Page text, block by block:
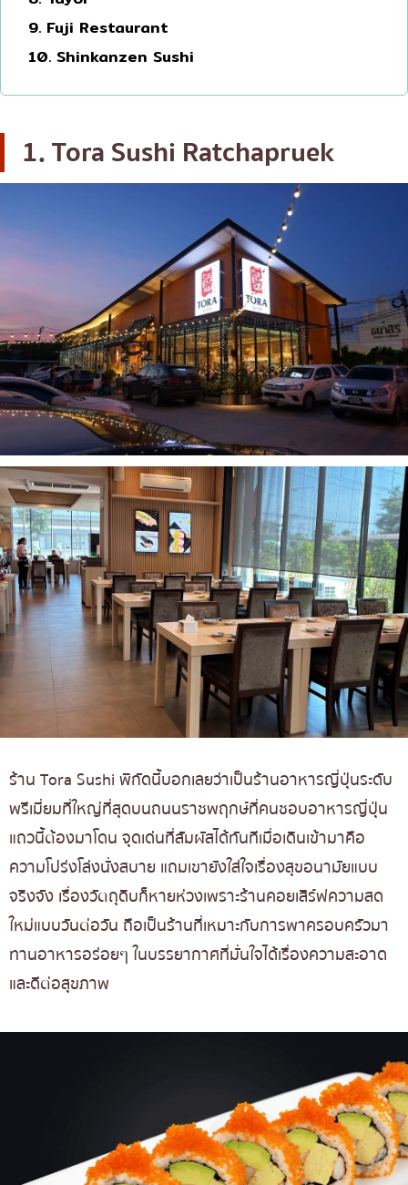
หม้อไฟญี่ปุ่น
ของย่างเสียบไม้/เครื่องในย่าง
โอเด้ง/เมนูตุ๋นสไตล์ญี่ปุ่น
อาหารชุด/อาหารญี่ปุ่นสไตล์โฮมคุกกิ้ง
นนทบุรี
เชียงใหม่
ลาดพร้าว
ปทุมธานี
สมุทรสาคร
พัทยา
พระราม 3
พระราม4
อื่นๆ
9. Fuji Restaurant
10. Shinkanzen Sushi
1. Tora Sushi Ratchapruek
ร้าน Tora Sushi พิกัดนี้บอกเลยว่าเป็นร้านอาหารญี่ปุ่นระดับ
พรีเมี่ยมที่ใหญ่ที่สุดบนถนนราชพฤกษ์ที่คนชอบอาหารญี่ปุ่น
แถวนี้ต้องมาโดน จุดเด่นที่สัมผัสได้ทันทีเมื่อเดินเข้ามาคือ
ความโปร่งโล่งนั่งสบาย แถมเขายังใส่ใจเรื่องสุขอนามัยแบบ
จริงจัง เรื่องวัตถุดิบก็หายห่วงเพราะร้านคอยเสิร์ฟความสด
ใหม่แบบวันต่อวัน ถือเป็นร้านที่เหมาะกับการพาครอบครัวมา
ทานอาหารอร่อยๆ ในบรรยากาศที่มั่นใจได้เรื่องความสะอาด
และดีต่อสุขภาพ